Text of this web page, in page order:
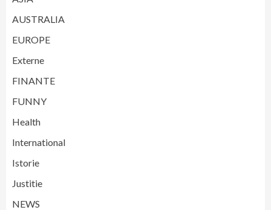
AUSTRALIA
EUROPE
Externe
FINANTE
FUNNY
Health
International
Istorie
Justitie
NEWS